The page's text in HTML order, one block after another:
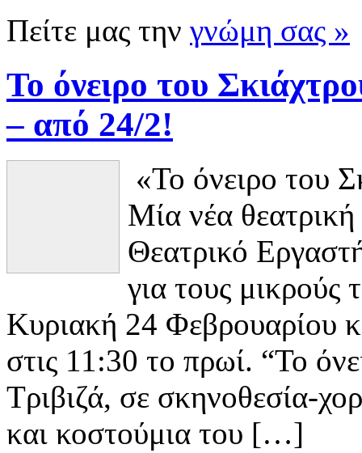
Πείτε μας την γνώμη σας »
Το όνειρο του
– από 24/2!
«Το όνειρο του
Μία νέα
Θεατρικό
για τους μικρούς
Κυριακή 24
στις 11:30 το πρωί. “Το
Τριβιζά, σε σκηνοθεσία-
και κοστούμια του […]